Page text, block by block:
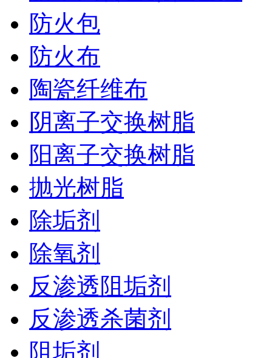
防火包
防火布
陶瓷纤维布
阴离子交换树脂
阳离子交换树脂
抛光树脂
除垢剂
除氧剂
反渗透阻垢剂
反渗透杀菌剂
阻垢剂